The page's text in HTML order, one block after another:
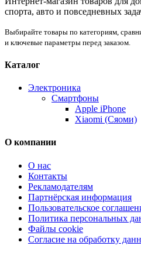
спорта, авто и повседневных
Выбирайте товары по категориям,
и ключевые параметры перед заказом.
Каталог
Электроника
Смартфоны
Apple iPhone
Xiaomi (Сяоми)
О компании
О нас
Контакты
Рекламодателям
Партнёрская информация
Пользовательское
Политика персональных
Файлы cookie
Согласие на обработку